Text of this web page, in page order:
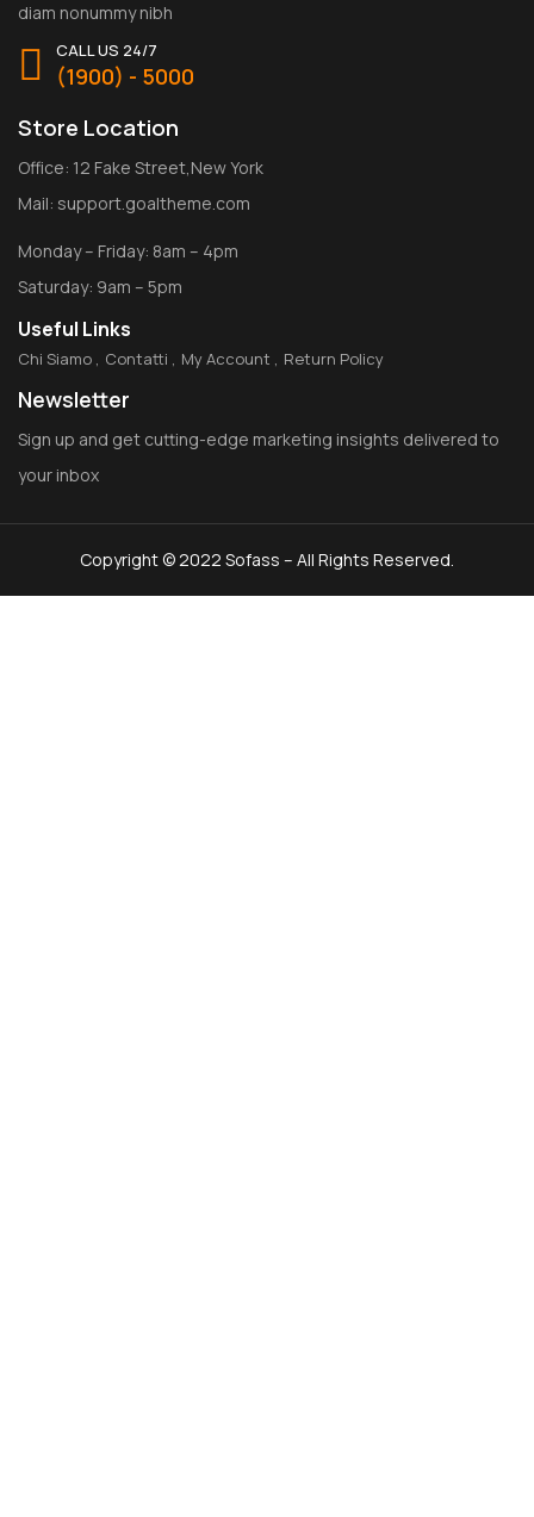
diam nonummy nibh
CALL US 24/7
(1900) - 5000
Store Location
Office: 12 Fake Street,New York
Mail: support.goaltheme.com
Monday – Friday: 8am – 4pm
Saturday: 9am – 5pm
Useful Links
Chi Siamo Contatti My Account Return Policy
Newsletter
Sign up and get cutting-edge marketing insights delivered to
your inbox
Copyright © 2022 Sofass – All Rights Reserved.